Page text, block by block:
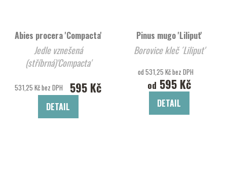
Abies procera 'Compacta'
Jedle vznešená
(stříbrná)'Compacta'
531,25 Kč bez DPH 595 Kč
DETAIL
Pinus mugo 'Liliput'
Borovice kleč ´Liliput'
od 531,25 Kč bez DPH
od 595 Kč
DETAIL